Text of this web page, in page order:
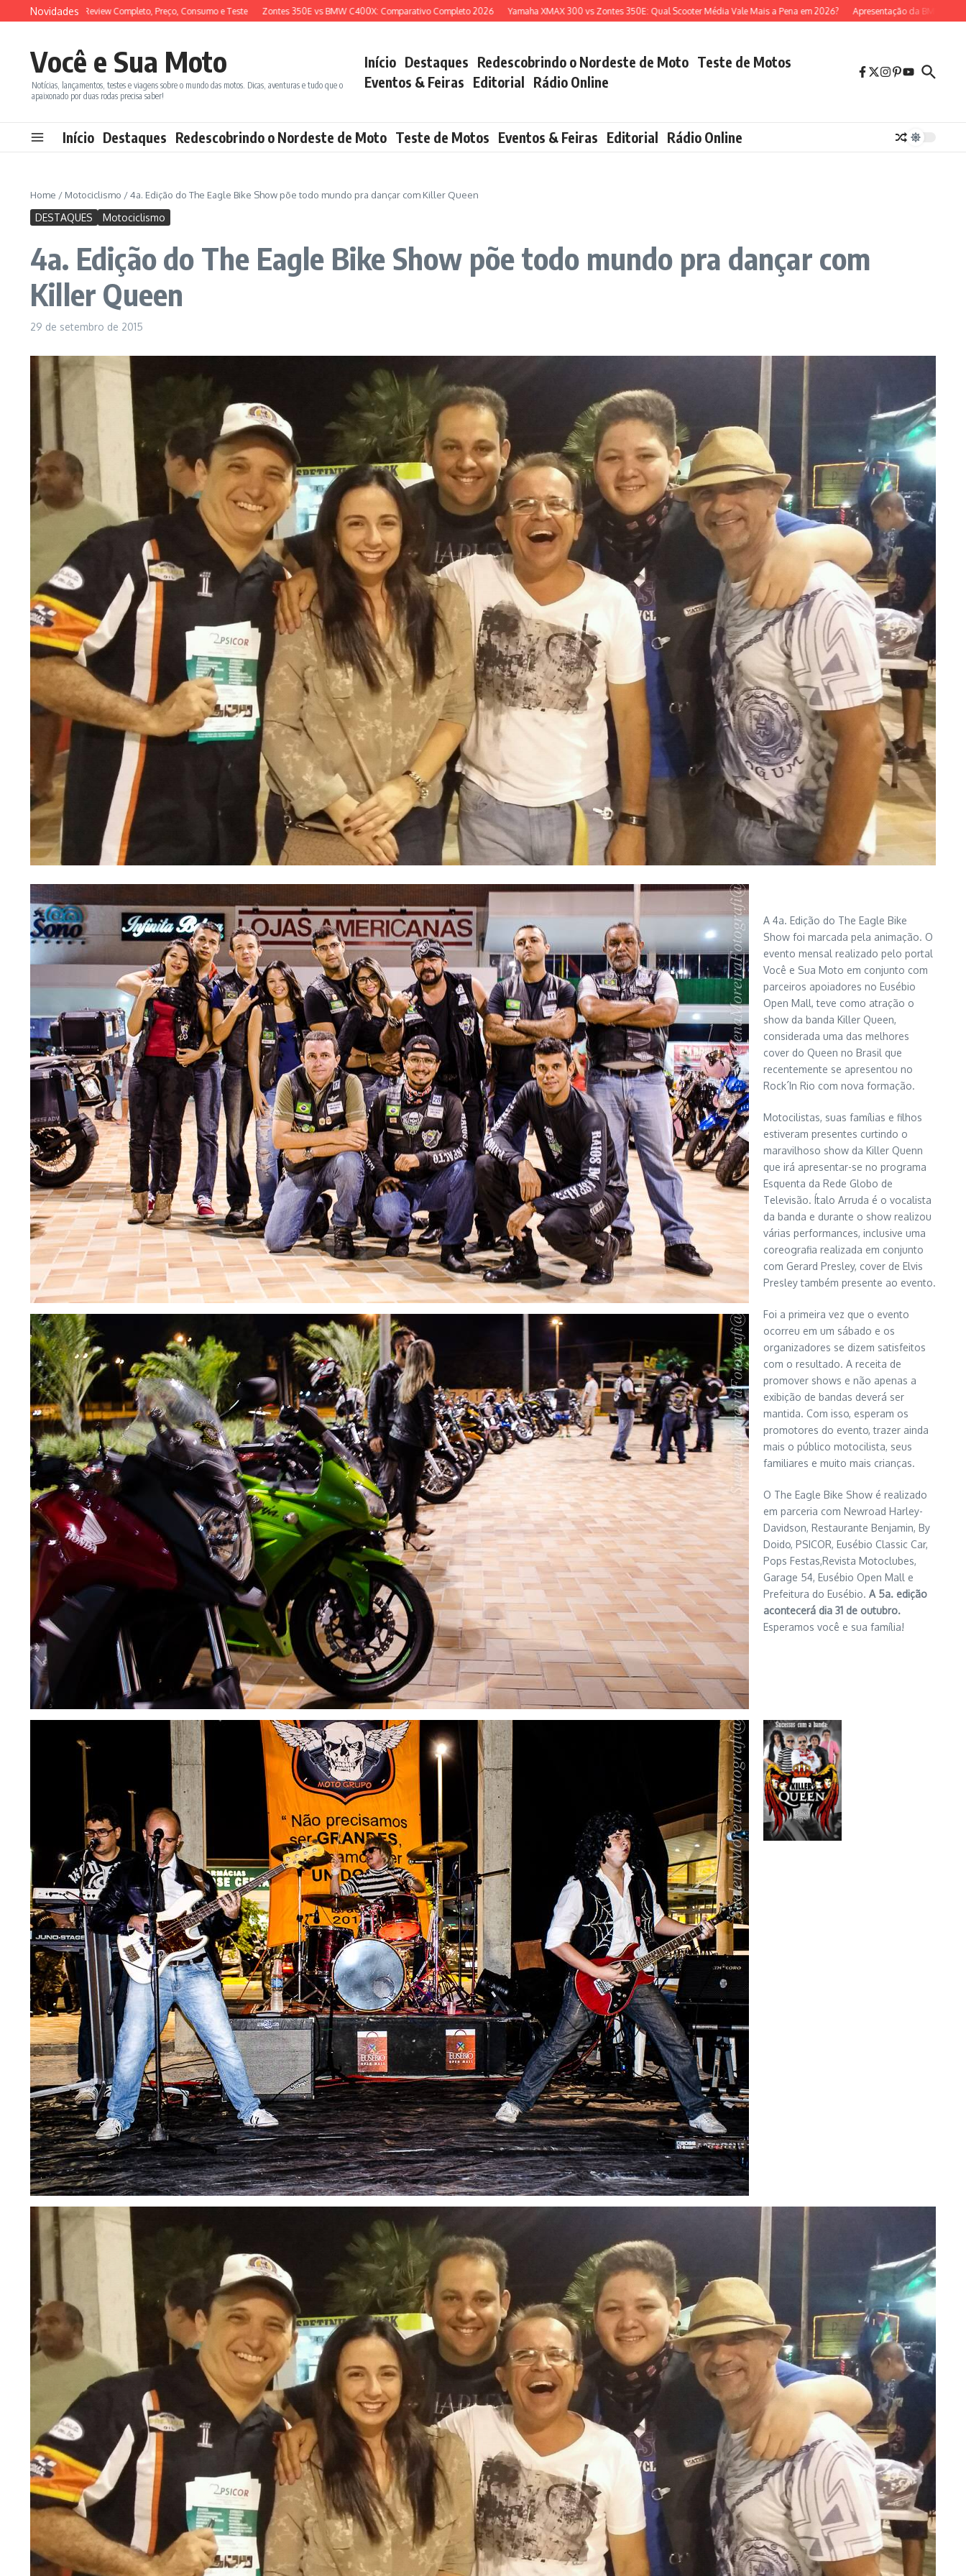
Ir para o conteúdo
Novidades
Review Completo, Preço, Consumo e Teste Zontes 350E vs BMW C400X: Comparativo Completo 2026 Yamaha XMAX 300 vs Zontes 350E: Qual Scooter Média Vale Mais a Pena em 2026? Apresentação da BMW R 1300 GS (modelo
Você e Sua Moto
Notícias, lançamentos, testes e viagens sobre o mundo das motos. Dicas, aventuras e tudo que o
apaixonado por duas rodas precisa saber!
Início Destaques Redescobrindo o Nordeste de Moto Teste de Motos
Eventos & Feiras Editorial Rádio Online
Início Destaques Redescobrindo o Nordeste de Moto Teste de Motos Eventos & Feiras Editorial Rádio Online
Home / Motociclismo /4a. Edição do The Eagle Bike Show põe todo mundo pra dançar com Killer Queen
DESTAQUES Motociclismo
4a. Edição do The Eagle Bike Show põe todo mundo pra dançar com
Killer Queen
29 de setembro de 2015
A 4a. Edição do The Eagle Bike
Show foi marcada pela animação. O
evento mensal realizado pelo portal
Você e Sua Moto em conjunto com
parceiros apoiadores no Eusébio
Open Mall, teve como atração o
show da banda Killer Queen,
considerada uma das melhores
cover do Queen no Brasil que
recentemente se apresentou no
Rock´In Rio com nova formação.
Motocilistas, suas famílias e filhos
estiveram presentes curtindo o
maravilhoso show da Killer Quenn
que irá apresentar-se no programa
Esquenta da Rede Globo de
Televisão. Ítalo Arruda é o vocalista
da banda e durante o show realizou
várias performances, inclusive uma
coreografia realizada em conjunto
com Gerard Presley, cover de Elvis
Presley também presente ao evento.
Foi a primeira vez que o evento
ocorreu em um sábado e os
organizadores se dizem satisfeitos
com o resultado. A receita de
promover shows e não apenas a
exibição de bandas deverá ser
mantida. Com isso, esperam os
promotores do evento, trazer ainda
mais o público motocilista, seus
familiares e muito mais crianças.
O The Eagle Bike Show é realizado
em parceria com Newroad Harley-
Davidson, Restaurante Benjamin, By
Doido, PSICOR, Eusébio Classic Car,
Pops Festas,Revista Motoclubes,
Garage 54, Eusébio Open Mall e
Prefeitura do Eusébio. A 5a. edição
acontecerá dia 31 de outubro.
Esperamos você e sua família!